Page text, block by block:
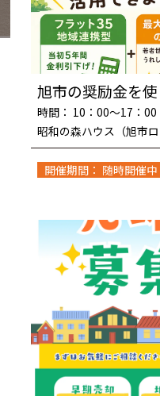
旭市の奨励金を
時間： 10：00～17：00
昭和の森ハウス（旭市ロ
開催期間： 随時開催中